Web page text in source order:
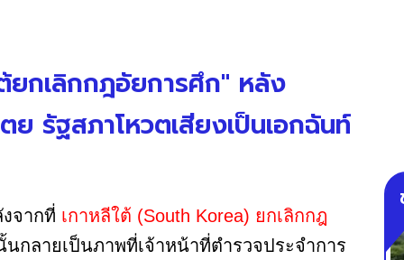
ยกเลิกกฎอัยการศึก" หลัง
รัฐสภาโหวตเสียงเป็นเอกฉันท์
จากที่ เกาหลีใต้ (South Korea) ยกเลิกกฎ
ลายเป็นภาพที่เจ้าหน้าที่ตำรวจประจำการ